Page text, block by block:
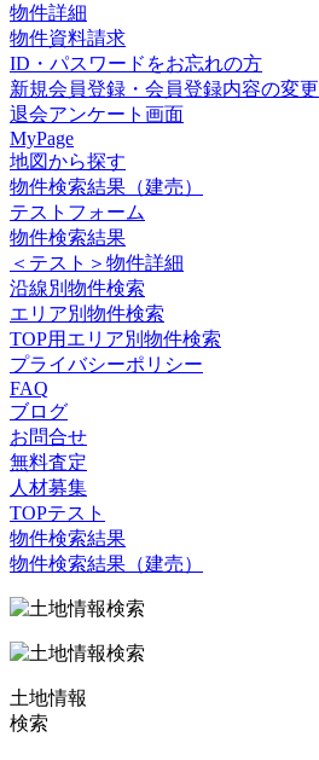
物件詳細
物件資料請求
ID・パスワードをお忘れの方
新規会員登録・会員登録内容の変更
退会アンケート画面
MyPage
地図から探す
物件検索結果（建売）
テストフォーム
物件検索結果
＜テスト＞物件詳細
沿線別物件検索
エリア別物件検索
TOP用エリア別物件検索
プライバシーポリシー
FAQ
ブログ
お問合せ
無料査定
人材募集
TOPテスト
物件検索結果
物件検索結果（建売）
土地情報
検索